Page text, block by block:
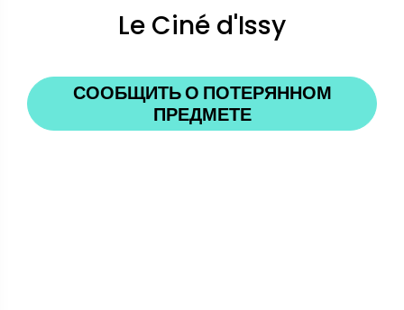
Le Ciné d'Issy
СООБЩИТЬ О ПОТЕРЯННОМ
ПРЕДМЕТЕ